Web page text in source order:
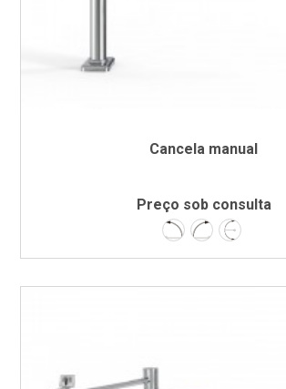
Cancela manual
Preço sob consulta
Esquerda
Direita